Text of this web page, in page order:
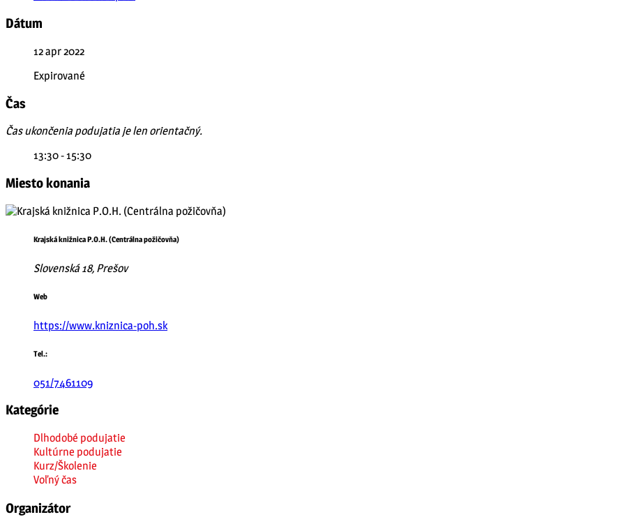
Dátum
12 apr 2022
Expirované
Čas
Čas ukončenia podujatia je len orientačný.
13:30 - 15:30
Miesto konania
Krajská knižnica P.O.H. (Centrálna požičovňa)
Slovenská 18, Prešov
Web
https://www.kniznica-poh.sk
Tel.:
051/7461109
Kategórie
Dlhodobé podujatie
Kultúrne podujatie
Kurz/Školenie
Voľný čas
Organizátor